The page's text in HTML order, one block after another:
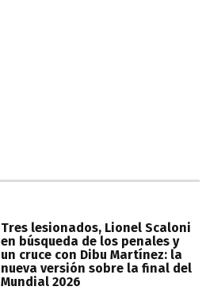
Tres lesionados, Lionel Scaloni
en búsqueda de los penales y
un cruce con Dibu Martínez: la
nueva versión sobre la final del
Mundial 2026